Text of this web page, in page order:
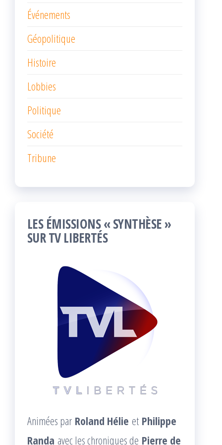
Événements
Géopolitique
Histoire
Lobbies
Politique
Société
Tribune
LES ÉMISSIONS « SYNTHÈSE »
SUR TV LIBERTÉS
Animées par Roland Hélie et Philippe
Randa avec les chroniques de Pierre de